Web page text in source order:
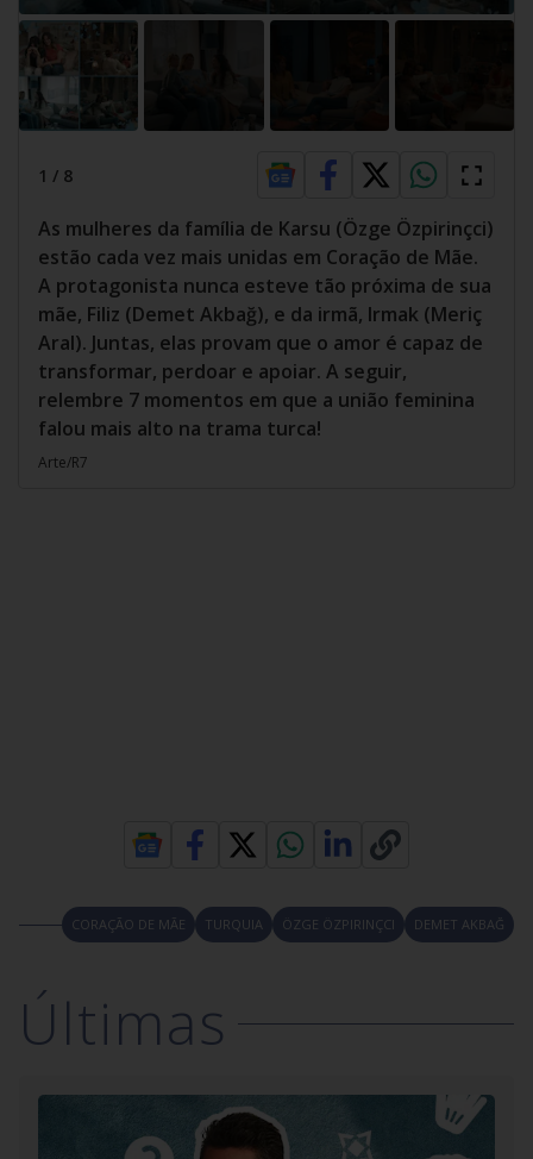
1 / 8
As mulheres da família de Karsu (Özge Özpirinçci)
estão cada vez mais unidas em Coração de Mãe.
A protagonista nunca esteve tão próxima de sua
mãe, Filiz (Demet Akbağ), e da irmã, Irmak (Meriç
Aral). Juntas, elas provam que o amor é capaz de
transformar, perdoar e apoiar. A seguir,
relembre 7 momentos em que a união feminina
falou mais alto na trama turca!
Arte/R7
CORAÇÃO DE MÃE TURQUIA ÖZGE ÖZPIRINÇCI DEMET AKBAĞ
Últimas